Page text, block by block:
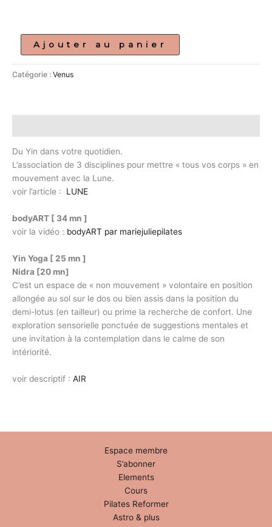
Ajouter au panier
Catégorie : Venus
Du Yin dans votre quotidien.
L’association de 3 disciplines pour mettre « tous vos corps » en
mouvement avec la Lune.
voir l’article : LUNE
bodyART [ 34 mn ]
voir la vidéo : bodyART par mariejuliepilates
Yin Yoga [ 25 mn ]
Nidra [20 mn]
C’est un espace de « non mouvement » volontaire en position
allongée au sol sur le dos ou bien assis dans la position du
demi-lotus (en tailleur) ou prime la recherche de confort. Une
exploration sensorielle ponctuée de suggestions mentales et
une invitation à la contemplation dans le calme de son
intériorité.
voir descriptif : AIR
Espace membre
S’abonner
Elements
Cours
Pilates Reformer
Astro & plus